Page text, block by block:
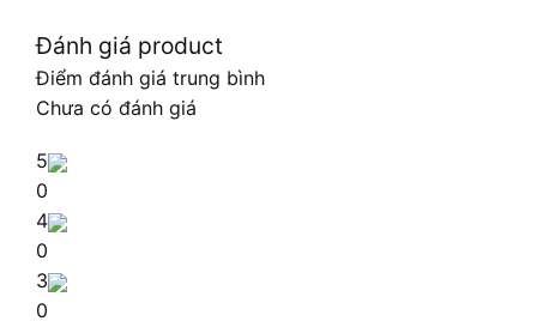
Đánh giá product
Điểm đánh giá trung bình
Chưa có đánh giá
5
0
4
0
3
0